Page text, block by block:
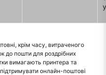
крім часу, витраченого
до пошти для роздрібних
вимагають принтера та
онлайн-поштові